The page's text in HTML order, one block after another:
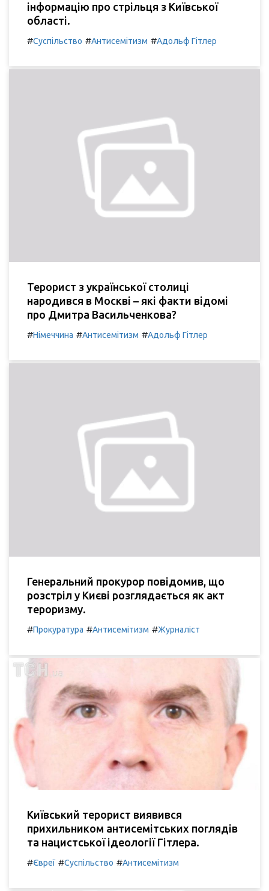
інформацію про стрільця з Київської
області.
#Суспільство #Антисемітизм #Адольф Гітлер
Терорист з української столиці
народився в Москві – які факти відомі
про Дмитра Васильченкова?
#Німеччина #Антисемітизм #Адольф Гітлер
Генеральний прокурор повідомив, що
розстріл у Києві розглядається як акт
тероризму.
#Прокуратура #Антисемітизм #Журналіст
Київський терорист виявився
прихильником антисемітських поглядів
та нацистської ідеології Гітлера.
#Євреї #Суспільство #Антисемітизм